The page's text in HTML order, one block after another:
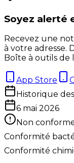
Soyez alerté
Recevez une
à votre adresse.
Boîte à outils de
App Store
Historique
6 mai 2026
Non
Conformité
Conformité